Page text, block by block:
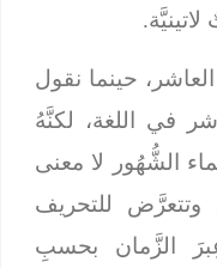
حينما نقول
في اللغة، لكنَّهُ
الشُّهُور لا معنى
وتتعرَّض للتحريف
الزَّمان بحسبِ